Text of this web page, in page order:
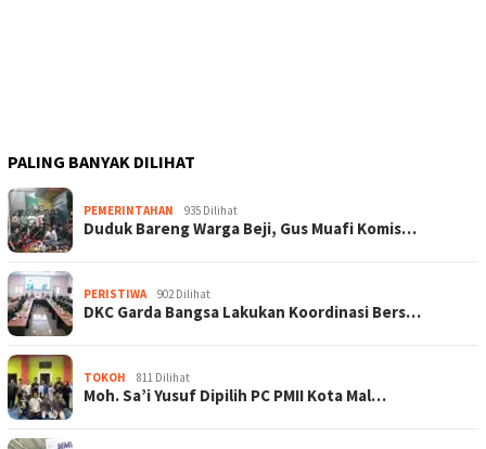
PALING BANYAK DILIHAT
PEMERINTAHAN 935 Dilihat
Duduk Bareng Warga Beji, Gus Muafi Komis…
PERISTIWA 902 Dilihat
DKC Garda Bangsa Lakukan Koordinasi Bers…
TOKOH 811 Dilihat
Moh. Sa’i Yusuf Dipilih PC PMII Kota Mal…